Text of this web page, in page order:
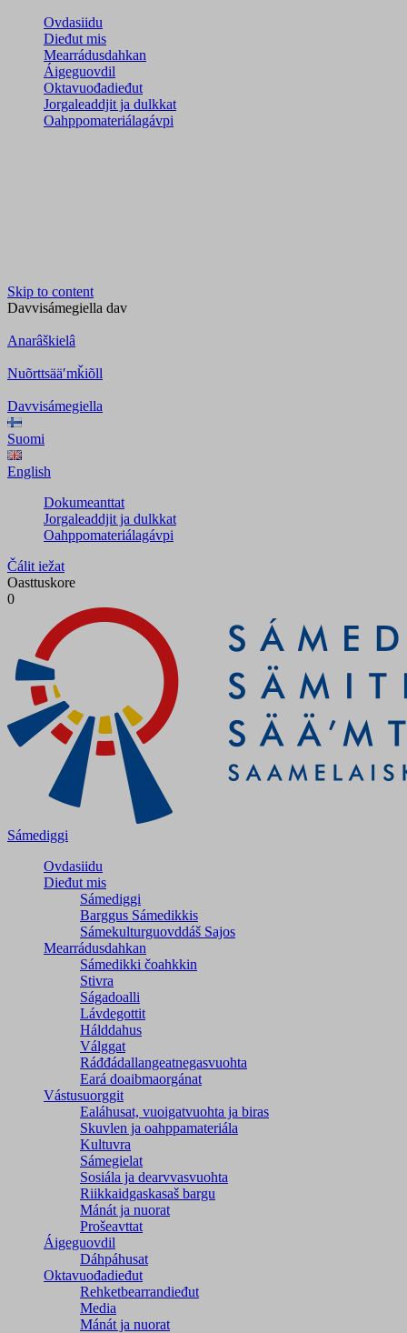
Ovdasiidu
Dieđut mis
Mearrádusdahkan
Áigeguovdil
Oktavuođadieđut
Jorgaleaddjit ja dulkkat
Oahppomateriálagávpi
Skip to content
Davvisámegiella dav
Anarâškielâ
Nuõrttsääʹmǩiõll
Davvisámegiella
Suomi
English
Dokumeanttat
Jorgaleaddjit ja dulkkat
Oahppomateriálagávpi
Čálit iežat
Oasttuskore
0
Sámediggi
Ovdasiidu
Dieđut mis
Sámediggi
Barggus Sámedikkis
Sámekulturguovddáš Sajos
Mearrádusdahkan
Sámedikki čoahkkin
Stivra
Ságadoalli
Lávdegottit
Hálddahus
Válggat
Ráđđádallangeatnegas­vuohta
Eará doaibmaorgánat
Vástusuorggit
Ealáhusat, vuoigatvuohta ja biras
Skuvlen ja oahppamateriála
Kultuvra
Sámegielat
Sosiála ja dearvvasvuohta
Riikkaidgaskasaš bargu
Mánát ja nuorat
Prošeavttat
Áigeguovdil
Dáhpáhusat
Oktavuođadieđut
Rehketbearrandieđut
Media
Mánát ja nuorat